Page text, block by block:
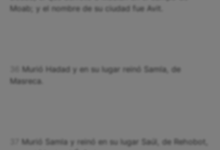
Moab; y el nombre de su ciudad fue Avit.
Murió Hadad y en su lugar reinó Samla, de
Masreca.
Murió Samla y reinó en su lugar Saúl, de Rehobot,